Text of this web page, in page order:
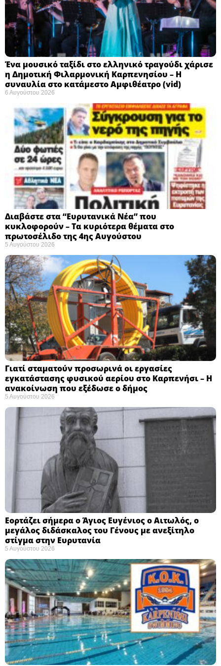
Ένα μουσικό ταξίδι στο ελληνικό τραγούδι χάρισε
η Δημοτική Φιλαρμονική Καρπενησίου – Η
συναυλία στο κατάμεστο Αμφιθέατρο (vid)
6 Αυγούστου 2026
Διαβάστε στα “Ευρυτανικά Νέα” που
κυκλοφορούν – Τα κυριότερα θέματα στο
πρωτοσέλιδο της 4ης Αυγούστου
5 Αυγούστου 2026
Γιατί σταματούν προσωρινά οι εργασίες
εγκατάστασης φυσικού αερίου στο Καρπενήσι – Η
ανακοίνωση που εξέδωσε ο δήμος
5 Αυγούστου 2026
Εορτάζει σήμερα ο Άγιος Ευγένιος ο Αιτωλός, ο
μεγάλος διδάσκαλος του Γένους με ανεξίτηλο
στίγμα στην Ευρυτανία
5 Αυγούστου 2026